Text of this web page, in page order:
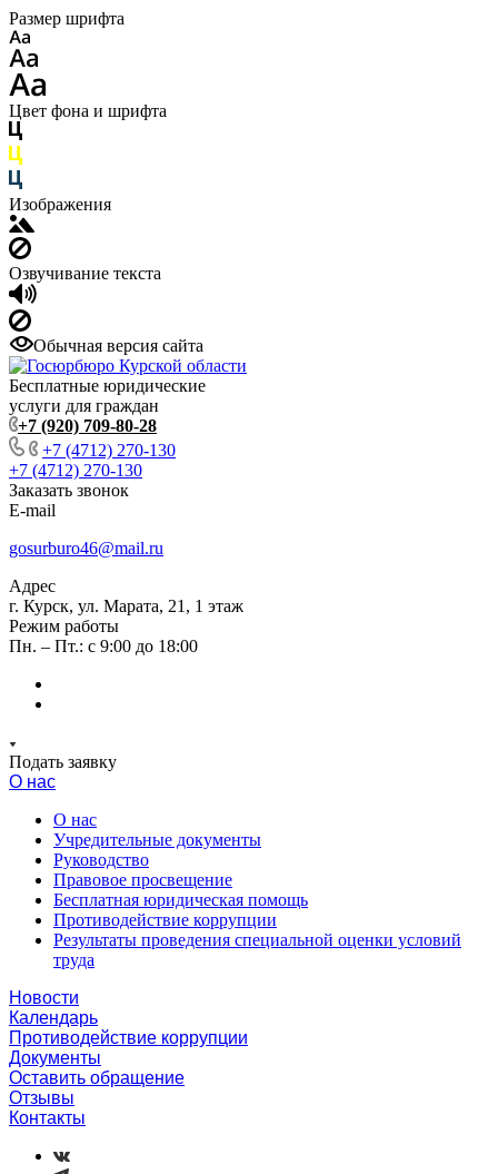
Размер шрифта
Цвет фона и шрифта
Изображения
Озвучивание текста
Обычная версия сайта
Бесплатные юридические
услуги для граждан
+7 (920) 709-80-28
+7 (4712) 270-130
+7 (4712) 270-130
Заказать звонок
E-mail
gosurburo46@mail.ru
Адрес
г. Курск, ул. Марата, 21, 1 этаж
Режим работы
Пн. – Пт.: с 9:00 до 18:00
Подать заявку
О нас
О нас
Учредительные документы
Руководство
Правовое просвещение
Бесплатная юридическая помощь
Противодействие коррупции
Результаты проведения специальной оценки условий
труда
Новости
Календарь
Противодействие коррупции
Документы
Оставить обращение
Отзывы
Контакты